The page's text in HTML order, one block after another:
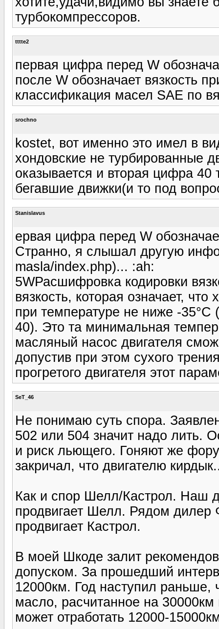
турбокомпрессоров.
tttte2
первая цифра перед W
после W обозначает вязкость
классификация масел SAE по
srochno
kostet, вот именно это имел в
хондовские не турбированные
оказывается и вторая цифра
бегавшие движки(и то под
Stanislavus
ервая цифра перед W
Странно, я слышал другую
masla/index.php)... :ah:
5WРасшифровка кодировки
вязкость, которая означает,
при температуре не ниже -35°С
40). Это та минимальная
масляный насос двигателя
допустив при этом сухого
прогретого двигателя этот
SeT_46
Не понимаю суть спора.
502 или 504 значит надо лить.
и риск льющего. Гоняют же
закричал, что двигателю
Как и спор Шелл/Кастрол. Наш
продвигает Шелл. Рядом дилер
продвигает Кастрол.
В моей Шкоде залит
допуском. За прошедший
12000км. Год наступил
масло, расчитанное на 30000км
может отработать 12000-